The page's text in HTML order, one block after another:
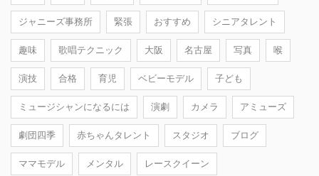
ジャニーズ事務所 緊張 おすすめ シニアタレント
趣味 歌唱テクニック 大阪 名古屋 写真 喉
演技 合格 育児 ベビーモデル 子ども
ミュージシャンになるには 演劇 カメラ アミューズ
劇団四季 赤ちゃんタレント スタジオ ブログ
ママモデル メンタル レースクイーン